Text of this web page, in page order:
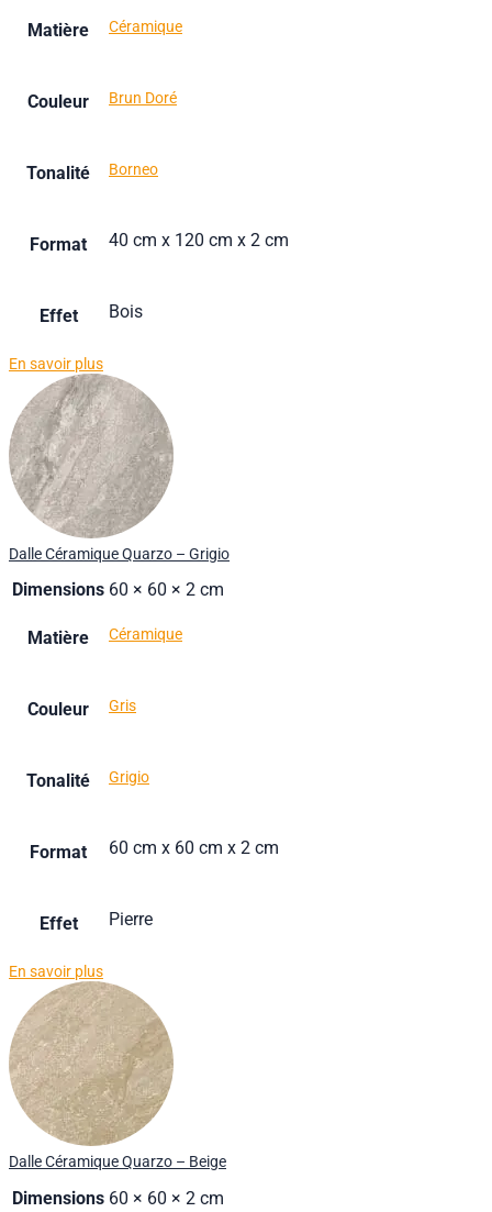
Matière Céramique
Couleur Brun Doré
Tonalité Borneo
Format 40 cm x 120 cm x 2 cm
Effet Bois
En savoir plus
Dalle Céramique Quarzo – Grigio
Dimensions 60 × 60 × 2 cm
Matière Céramique
Couleur Gris
Tonalité Grigio
Format 60 cm x 60 cm x 2 cm
Effet Pierre
En savoir plus
Dalle Céramique Quarzo – Beige
Dimensions 60 × 60 × 2 cm